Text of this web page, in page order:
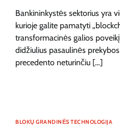
Bankininkystės sektorius yra
kurioje galite pamatyti
transformacinės galios
didžiulius pasaulinės
precedento neturinčiu […]
BLOKŲ GRANDINĖS TECHNOLOGIJA